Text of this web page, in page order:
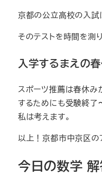
京都の公立高校の入試
そのテストを時間を測
入学するまえの
スポーツ推薦は春休み
するためにも受験終了
私は考えます。
以上！京都市中京区の
今日の数学